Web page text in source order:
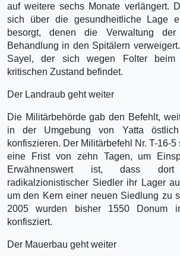
auf weitere sechs Monate verlängert.
sich über die gesundheitliche Lage
besorgt, denen die Verwaltung der
Behandlung in den Spitälern
Sayel, der sich wegen Folter
kritischen Zustand befindet.
Der Landraub geht weiter
Die Militärbehörde gab den Befehlt,
in der Umgebung von Yatta
konfiszieren. Der Militärbefehl Nr. T-16-
eine Frist von zehn Tagen, um
Erwähnenswert ist, dass
radikalzionistischer Siedler ihr Lager
um den Kern einer neuen Siedlung zu
2005 wurden bisher 1550 Donum
konfisziert.
Der Mauerbau geht weiter